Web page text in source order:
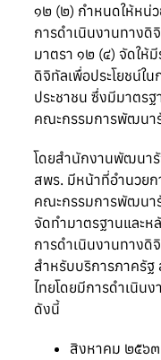
๑๒ (๒) กำหนดให้หน่
การดำเนินงานทางดิ
มาตรา ๑๒ (๔) จัดให้
ดิจิทัลเพื่อประโยชน์ใ
ประชาชน ซึ่งมีมาตร
คณะกรรมการพัฒนา
โดยสำนักงานพัฒนา
สพร. มีหน้าที่อำนวย
คณะกรรมการพัฒนา
จัดทำมาตรฐานและห
การดำเนินงานทางดิ
สำหรับบริการภาครั
ไทยโดยมีการดำเนิน
ดังนี้
สิงหาคม ๒๕๖๓